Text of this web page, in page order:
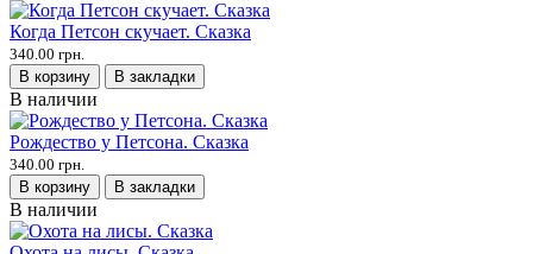
Когда Петсон скучает. Сказка
340.00 грн.
В корзину
В закладки
В наличии
Рождество у Петсона. Сказка
340.00 грн.
В корзину
В закладки
В наличии